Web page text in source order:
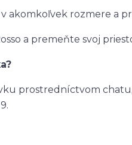
akomkoľvek rozmere a
a premeňte svoj
prostredníctvom